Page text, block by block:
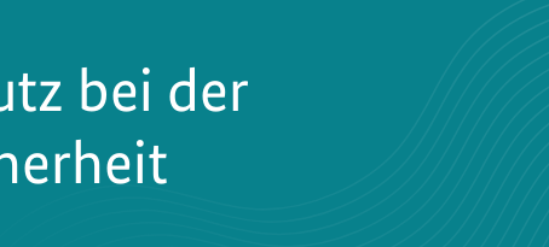
bei der